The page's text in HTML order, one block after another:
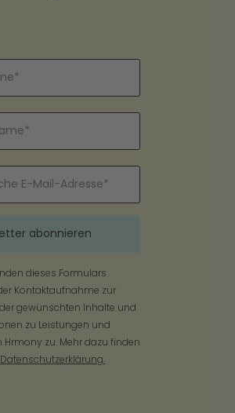
dieses Formulars
Kontaktaufnahme zur
gewünschten Inhalte und
zu Leistungen und
Hrmony zu. Mehr dazu finden
Datenschutzerklärung.